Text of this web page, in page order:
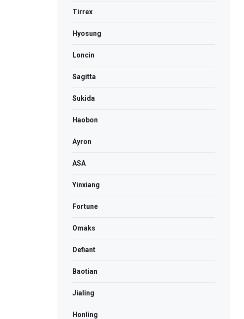
Tirrex
Hyosung
Loncin
Sagitta
Sukida
Haobon
Ayron
ASA
Yinxiang
Fortune
Omaks
Defiant
Baotian
Jialing
Honling